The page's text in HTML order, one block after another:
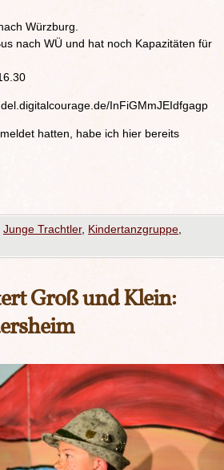
Würzburg.
nach WÜ und hat noch Kapazitäten für
InFiGMmJEIdfgagp
hatten, habe ich hier bereits
Junge Trachtler, Kindertanzgruppe
Groß und Klein: